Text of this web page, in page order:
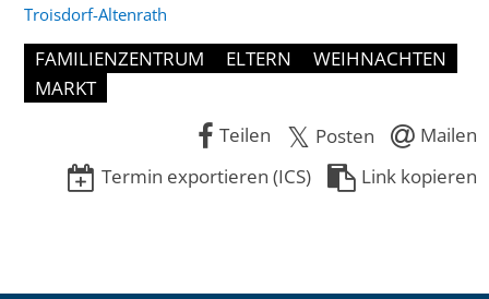
Troisdorf-Altenrath
FAMILIENZENTRUM ELTERN
WEIHNACHTEN
MARKT
Teilen
Posten
Mailen
Termin exportieren (ICS)
Link kopieren